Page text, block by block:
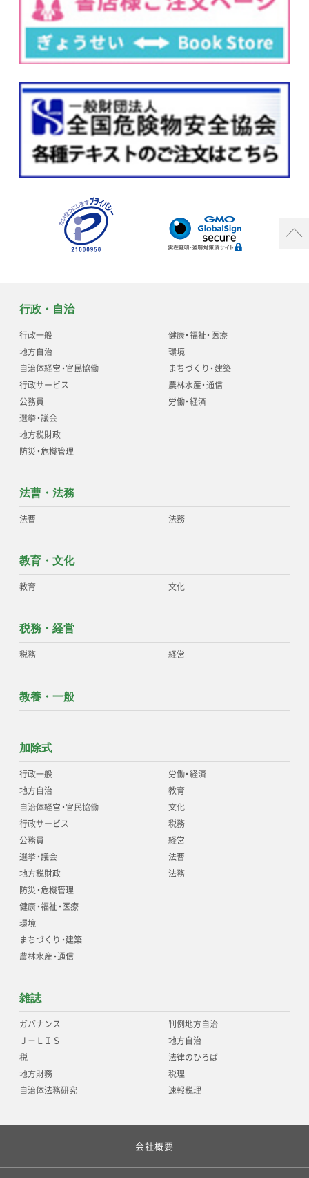
行政・自治
行政一般
地方自治
自治体経営・官民協働
行政サービス
公務員
選挙・議会
地方税財政
防災・危機管理
健康・福祉・医療
環境
まちづくり・建築
農林水産・通信
労働・経済
法曹・法務
法曹 法務
教育・文化
教育 文化
税務・経営
税務 経営
教養・一般
加除式
行政一般
地方自治
自治体経営・官民協働
行政サービス
公務員
選挙・議会
地方税財政
防災・危機管理
健康・福祉・医療
環境
まちづくり・建築
農林水産・通信
労働・経済
教育
文化
税務
経営
法曹
法務
雑誌
ガバナンス
Ｊ－ＬＩＳ
税
地方財務
自治体法務研究
判例地方自治
地方自治
法律のひろば
税理
速報税理
会社概要